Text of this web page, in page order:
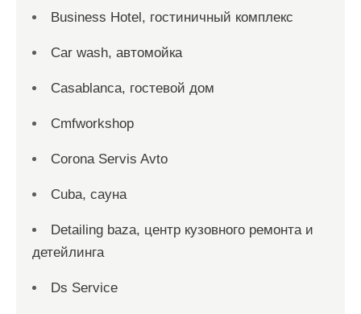
Business Hotel, гостиничный комплекс
Car wash, автомойка
Casablanca, гостевой дом
Cmfworkshop
Corona Servis Avto
Cuba, сауна
Detailing baza, центр кузовного ремонта и
детейлинга
Ds Service